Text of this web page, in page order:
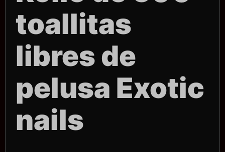
toallitas
libres de
pelusa Exotic
nails